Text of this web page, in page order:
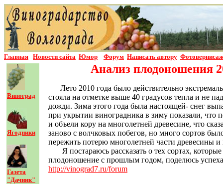
Главная Новости сайта Юмор Форум Написать автору
Виноград
Ягодники
Газета
"Дачник"
Анализ плодоношения
Лето 2010 года было действительно
стояла на отметке выше 40 градусов тепла и не
дожди. Зима этого года была настоящей- снег
при укрытии виноградника в зиму показали, что
и объели кору на многолетней древесине, что
заново с волчковых побегов, но много сортов
пережить потерю многолетней части древесины и
Я постараюсь рассказать о тех сортах,
плодоношение с прошлым годом, поделюсь
http://vinograd7.ru/forum